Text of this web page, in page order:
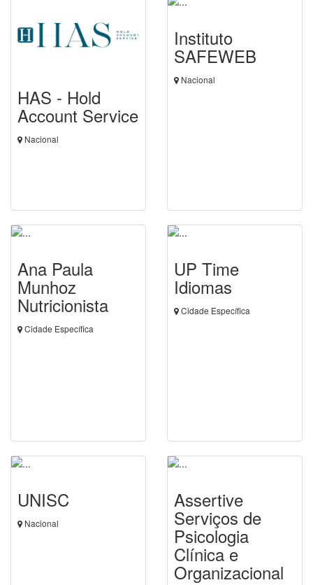
HAS - Hold
Account Service
Nacional
Instituto
SAFEWEB
Nacional
Ana Paula
Munhoz
Nutricionista
Cidade Específica
UP Time
Idiomas
Cidade Específica
UNISC
Nacional
Assertive
Serviços de
Psicologia
Clínica e
Organizacional